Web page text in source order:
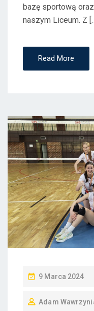
bazę sportową
naszym Liceum. Z
Read More
P
S
9 Marca 2024
Adam